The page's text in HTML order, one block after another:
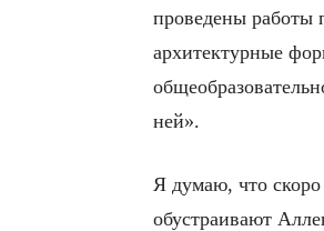
проведены работы
архитектурные
ней».
Я думаю, что скоро
обустраивают